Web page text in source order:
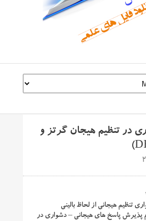
در تنظیم هیجان گرتز و
تنظیم هیجانی از لحاظ بالینی
پذیرش پاسخ های هیجانی – دشواری در